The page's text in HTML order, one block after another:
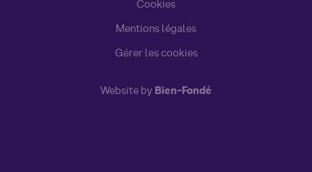
Cookies
Mentions légales
Gérer les cookies
Website byBien-Fondé